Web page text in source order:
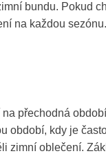
bundu. Pokud
na každou
přechodná
období, kdy je
zimní oblečení.